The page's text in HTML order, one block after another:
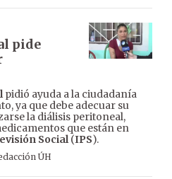
pide
pidió ayuda a la ciudadanía
ya que debe adecuar su
la diálisis peritoneal,
que están en
Social(IPS).
ÚH